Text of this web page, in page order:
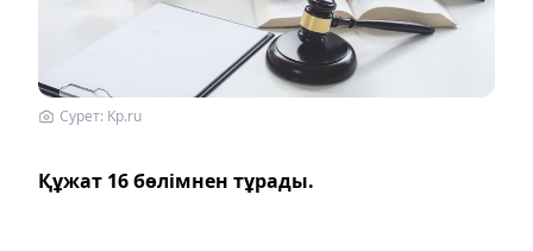
Сурет: Kp.ru
Құжат 16 бөлімнен тұрады.